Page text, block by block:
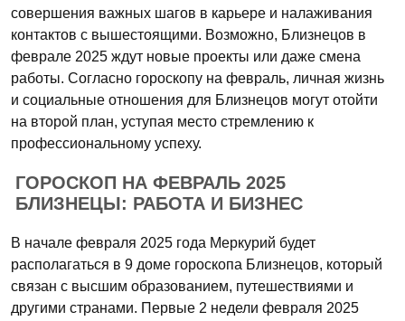
совершения важных шагов в карьере и налаживания
контактов с вышестоящими. Возможно, Близнецов в
феврале 2025 ждут новые проекты или даже смена
работы. Согласно гороскопу на февраль, личная жизнь
и социальные отношения для Близнецов могут отойти
на второй план, уступая место стремлению к
профессиональному успеху.
ГОРОСКОП НА ФЕВРАЛЬ 2025
БЛИЗНЕЦЫ: РАБОТА И БИЗНЕС
В начале февраля 2025 года Меркурий будет
располагаться в 9 доме гороскопа Близнецов, который
связан с высшим образованием, путешествиями и
другими странами. Первые 2 недели февраля 2025